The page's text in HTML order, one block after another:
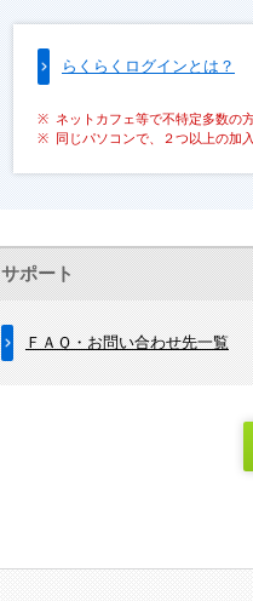
らくらくログインとは？
ネットカフェ等で不特定多数の
同じパソコンで、２つ以上の加
サポート
ＦＡＱ・お問い合わせ先一覧